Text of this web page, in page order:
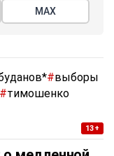
МАХ
#выборы
#тимошенко
13+